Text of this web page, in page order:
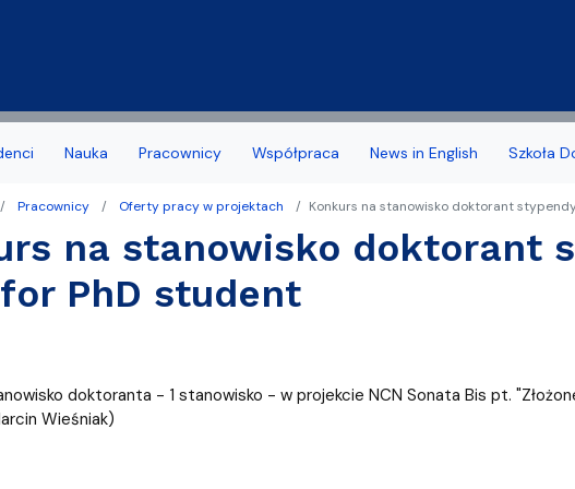
Wydziału
Causa
Kierunków
Deklaracja dostępności
1 roku
Biuro Karier
Jakość kształcenia
Programy studiów zakończonych
Dofinansowanie aktywności
Nauka
obrony, nagrody
Pracownicy Współpraca News in English Szkoła
Pracownicy Oferty pracy w projektach Konkurs na stanowisko doktorant
na stanowisko doktorant
PhD student
doktoranta - 1 stanowisko - w projekcie NCN Sonata Bis pt.
Wieśniak)